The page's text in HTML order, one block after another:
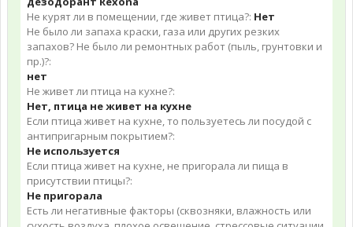
Не курят ли в помещении, где живет птица?: Нет
Не было ли запаха краски, газа или других резких
запахов? Не было ли ремонтных работ (пыль, грунтовки и
пр.)?:
нет
Не живет ли птица на кухне?:
Нет, птица не живет на кухне
Если птица живет на кухне, то пользуетесь ли посудой с
антипригарным покрытием?:
Не используется
Если птица живет на кухне, не пригорала ли пища в
присутствии птицы?:
Не пригорала
Есть ли негативные факторы (сквозняки, влажность или